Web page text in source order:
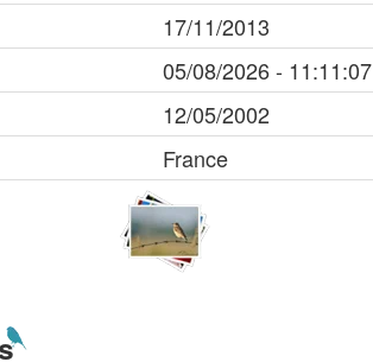
17/11/2013
05/08/2026 - 11:11:07
12/05/2002
France